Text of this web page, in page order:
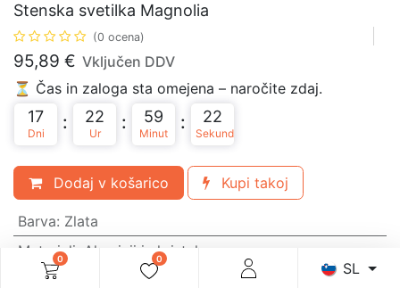
0 0
SL
Stenska svetilka Magnolia
(0 ocena)
95,89 € Vključen DDV
⏳ Čas in zaloga sta omejena – naročite zdaj.
17
Dni
: 22
Ur
: 59
Minut
: 22
Sekund
Dodaj v košarico Kupi takoj
Barva: Zlata
Materiali
Aluminij in kristal
Grlo:E14